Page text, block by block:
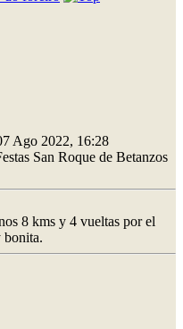
Ago 2022, 16:28
San Roque de Betanzos
8 kms y 4 vueltas por el
bonita.